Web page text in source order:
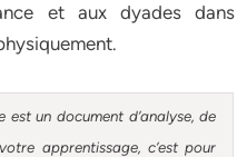
et aux dyades dans
un document d’analyse, de
apprentissage, c’est pour